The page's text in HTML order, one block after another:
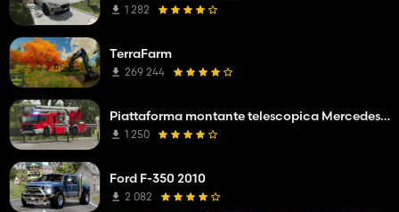
1 282
TerraFarm
269 244
Piattaforma montante telescopica Mercedes Benz Econic WISS
1 250
Ford F-350 2010
2 082